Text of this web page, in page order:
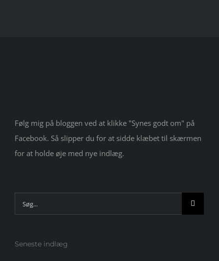
Følg mig på bloggen ved at klikke "Synes godt om" på
Facebook. Så slipper du for at sidde klæbet til skærmen
for at holde øje med nye indlæg.
Søg
efter:
Seneste indlæg